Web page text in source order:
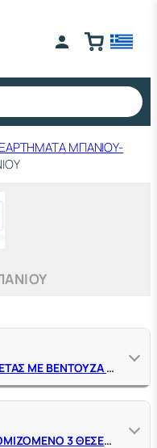
ΜΠΑΝΙΟΥ-
ΓΑΝΤΖΟΣ ΠΛΑΣΤΙΚΟΣ ΠΕΤΣΕΤΑΣ ΜΕ ΒΕΝΤΟΥΖΑ ΥΠΟΠΙΕΣΗΣ ΧΡΩΜΕ
ΣΤΗΡΙΓΜΑ ΤΗΛΕΦΩΝΟΥ ΡΥΘΜΙΖΟΜΕΝΟ 3 ΘΕΣΕΩΝ ΠΛΑΣΤΙΚΟ ΜΕ ΒΕΝΤΟΥΖΑ ΥΠΟΠΙΕΣΗΣ ΧΡΩΜΕ